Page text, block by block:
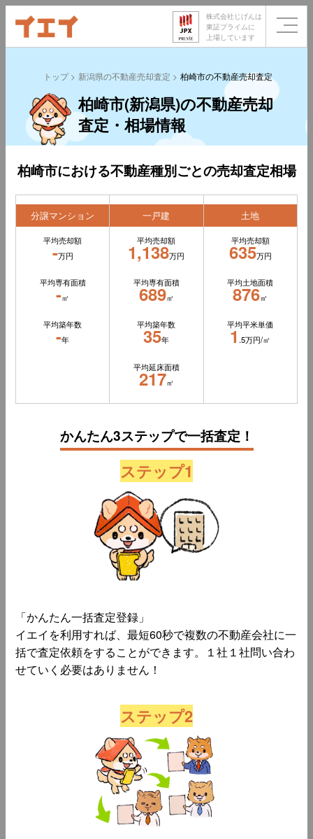
株式会社じげんは
東証プライムに
上場しています
トップ 新潟県の不動産売却査定 柏崎市の不動産売却査定
柏崎市(新潟県)の不動産売却
査定・相場情報
柏崎市における不動産種別ごとの売却査定相場
分譲マンション
平均売却額
-万円
平均専有面積
-㎡
平均築年数
-年
一戸建
平均売却額
1,138万円
平均専有面積
689㎡
平均築年数
35年
平均延床面積
217㎡
土地
平均売却額
635万円
平均土地面積
876㎡
平均平米単価
1 .5万円/㎡
かんたん3ステップで一括査定！
ステップ1
「かんたん一括査定登録」
イエイを利用すれば、最短60秒で複数の不動産会社に一
括で査定依頼をすることができます。１社１社問い合わ
せていく必要はありません！
ステップ2